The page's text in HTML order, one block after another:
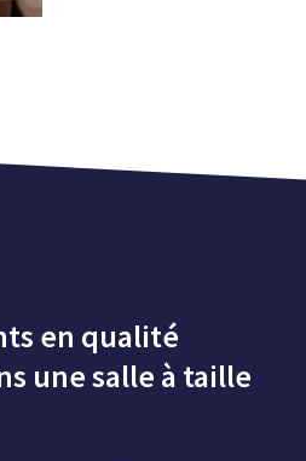
en qualité
une salle à taille